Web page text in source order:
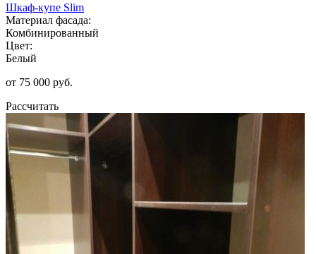
Шкаф-купе Slim
Материал фасада:
Комбинированный
Цвет:
Белый
от 75 000 руб.
Рассчитать